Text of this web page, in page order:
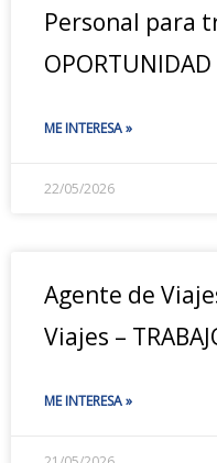
Personal para
OPORTUNIDAD
ME INTERESA »
22/05/2026
Agente de
Viajes –
ME INTERESA »